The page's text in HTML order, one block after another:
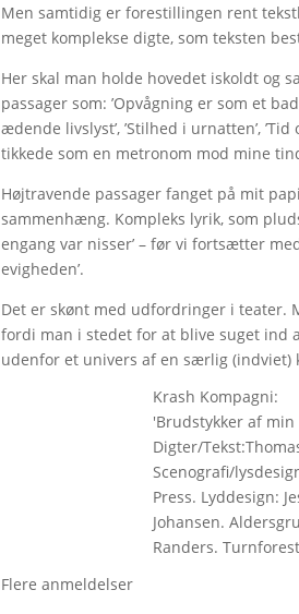
Men samtidig er forestillingen rent
meget komplekse digte, som teksten
Her skal man holde hovedet iskoldt og
passager som: ’Opvågning er som et
ædende livslyst’, ’Stilhed i urnatten’,
tikkede som en metronom mod mine
Højtravende passager fanget på mit
sammenhæng. Kompleks lyrik, som
engang var nisser’ – før vi fortsætter
evigheden’.
Det er skønt med udfordringer i teater.
fordi man i stedet for at blive suget ind
udenfor et univers af en særlig (indviet)
Krash Kompagni:
'Brudstykker af
Digter/
Scenografi/
Press. Lyddesign:
Johansen.
Randers.
Flere anmeldelser